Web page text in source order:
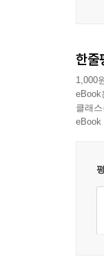
한줄
1,000
eBook
클래
eBook